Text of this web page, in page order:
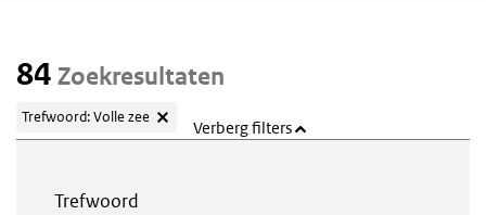
84 Zoekresultaten
Trefwoord: Volle zee
Verberg filters
Trefwoord